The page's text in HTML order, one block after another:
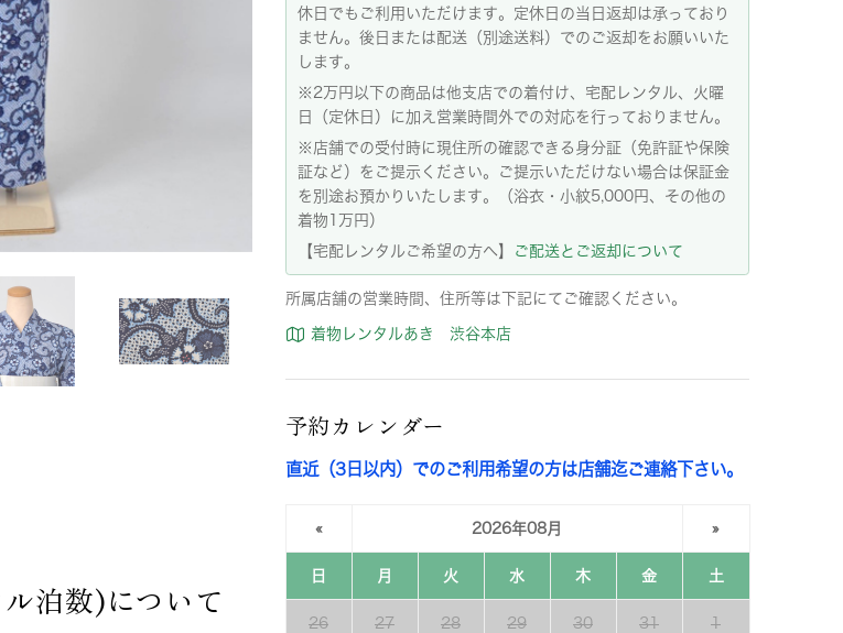
泊数)について
休日でもご利用いただけます。定休日の当日返却は承っており
ません。後日または配送（別途送料）でのご返却をお願いいた
します。
※2万円以下の商品は他支店での着付け、宅配レンタル、火曜
日（定休日）に加え営業時間外での対応を行っておりません。
※店舗での受付時に現住所の確認できる身分証（免許証や保険
証など）をご提示ください。ご提示いただけない場合は保証金
を別途お預かりいたします。（浴衣・小紋5,000円、その他の
着物1万円）
【宅配レンタルご希望の方へ】
ご配送とご返却について
所属店舗の営業時間、住所等は下記にてご確認ください。
着物レンタルあき 渋谷本店
予約カレンダー
直近（3日以内）でのご利用希望の方は店舗迄ご連絡下さい。
« 2026年08月 »
日 月 火 水 木 金 土
26 27 28 29 30 31 1